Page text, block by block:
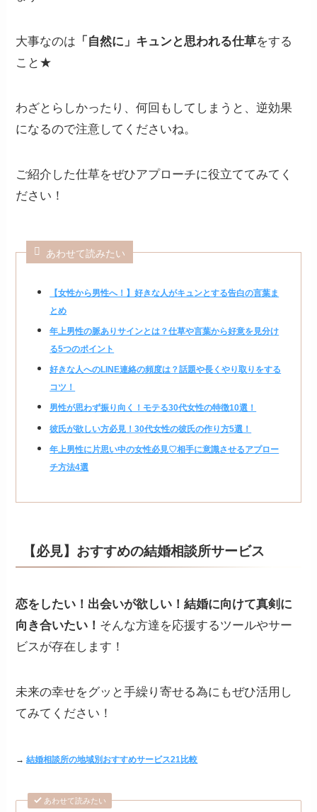
大事なのは 「自然に」キュンと思われる仕草をする
こと★
わざとらしかったり、何回もしてしまうと、逆効果
になるので注意してくださいね。
ご紹介した仕草をぜひアプローチに役立ててみてく
ださい！
あわせて読みたい
【女性から男性へ！】好きな人がキュンとする告白の言葉ま
とめ
年上男性の脈ありサインとは？仕草や言葉から好意を見分け
る5つのポイント
好きな人へのLINE連絡の頻度は？話題や長くやり取りをする
コツ！
男性が思わず振り向く！モテる30代女性の特徴10選！
彼氏が欲しい方必見！30代女性の彼氏の作り方5選！
年上男性に片思い中の女性必見♡相手に意識させるアプロー
チ方法4選
【必見】おすすめの結婚相談所サービス
恋をしたい！出会いが欲しい！結婚に向けて真剣に
向き合いたい！ そんな方達を応援するツールやサー
ビスが存在します！
未来の幸せをグッと手繰り寄せる為にもぜひ活用し
てみてください！
→結婚相談所の地域別おすすめサービス21比較
あわせて読みたい